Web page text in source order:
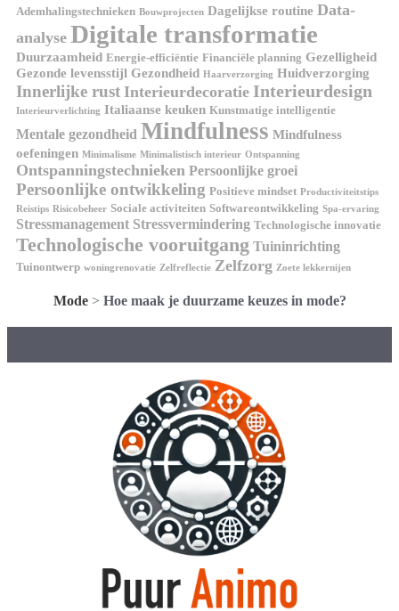
Ademhalingstechnieken Bouwprojecten Dagelijkse routine Data-
analyse Digitale transformatie
Duurzaamheid Energie-efficiëntie Financiële planning Gezelligheid
Gezonde levensstijl Gezondheid Haarverzorging Huidverzorging
Innerlijke rust Interieurdecoratie Interieurdesign
Interieurverlichting Italiaanse keuken Kunstmatige intelligentie
Mentale gezondheid Mindfulness Mindfulness
oefeningen Minimalisme Minimalistisch interieur Ontspanning
Ontspanningstechnieken Persoonlijke groei
Persoonlijke ontwikkeling Positieve mindset Productiviteitstips
Reistips Risicobeheer Sociale activiteiten Softwareontwikkeling Spa-ervaring
Stressmanagement Stressvermindering Technologische innovatie
Technologische vooruitgang Tuininrichting
Tuinontwerp woningrenovatie Zelfreflectie Zelfzorg Zoete lekkernijen
Mode> Hoe maak je duurzame keuzes in mode?